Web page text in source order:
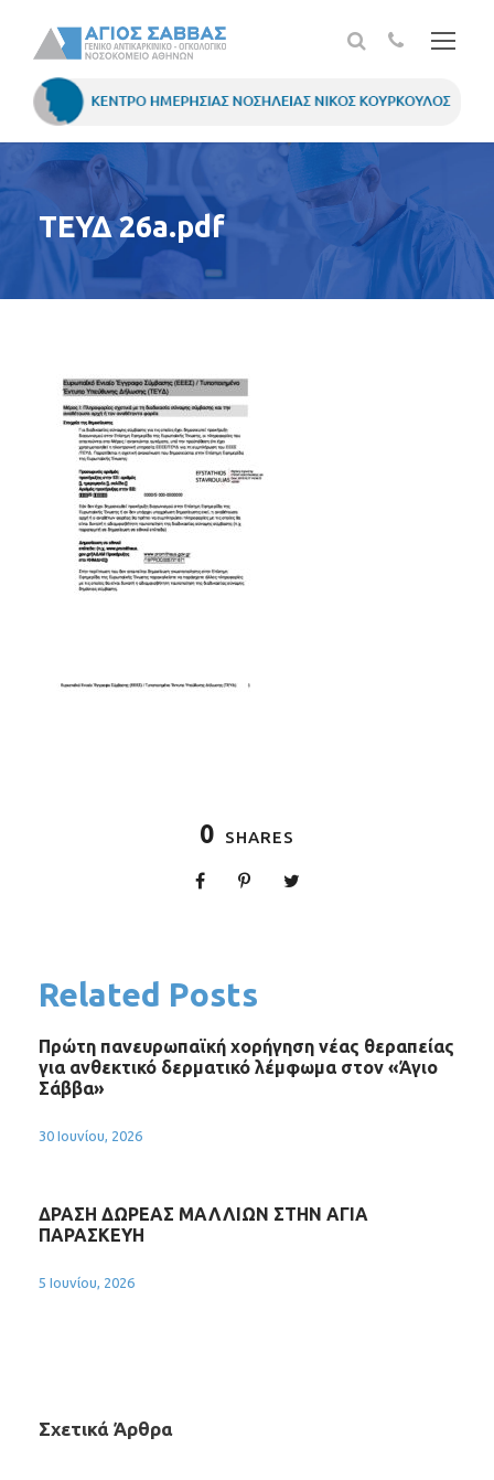
ΤΕΥΔ 26a.pdf
0 SHARES
Related Posts
Πρώτη πανευρωπαϊκή χορήγηση νέας θεραπείας
για ανθεκτικό δερματικό λέμφωμα στον «Άγιο
Σάββα»
30 Ιουνίου, 2026
ΔΡΑΣΗ ΔΩΡΕΑΣ ΜΑΛΛΙΩΝ ΣΤΗΝ ΑΓΙΑ
ΠΑΡΑΣΚΕΥΗ
5 Ιουνίου, 2026
Σχετικά Άρθρα